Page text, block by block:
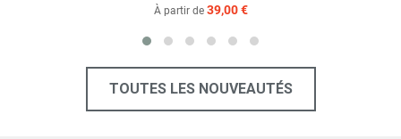
À partir de 39,00 €
TOUTES LES NOUVEAUTÉS